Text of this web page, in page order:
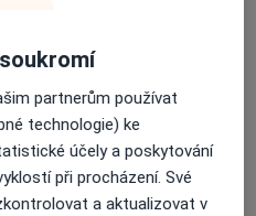
návštěvy)
pacienty na pojišťovnu
partnerům používat
technologie) ke
účely a poskytování
při procházení. Své
a aktualizovat v